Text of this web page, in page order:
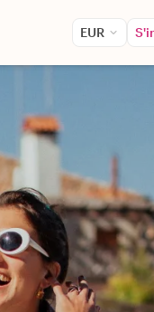
EUR